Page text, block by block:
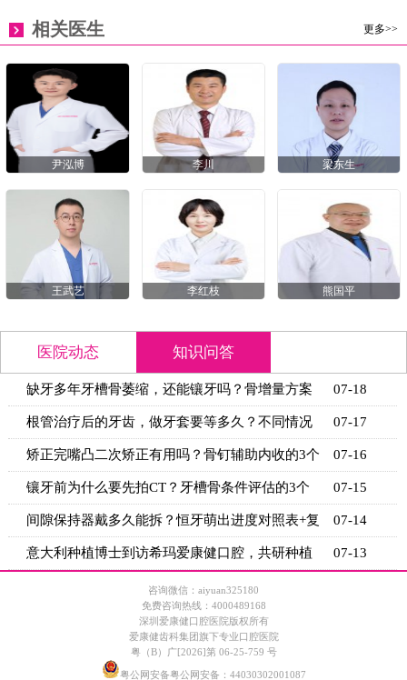
更多>>
相关医生
尹泓博 李川 梁东生
王武艺 李红枝 熊国平
医院动态 知识问答
缺牙多年牙槽骨萎缩，还能镶牙吗？骨增量方案
+适用条
07-18
根管治疗后的牙齿，做牙套要等多久？不同情况
的等待时
07-17
矫正完嘴凸二次矫正有用吗？骨钉辅助内收的3个
关键条
07-16
镶牙前为什么要先拍CT？牙槽骨条件评估的3个
关键指标
07-15
间隙保持器戴多久能拆？恒牙萌出进度对照表+复
诊时间
07-14
意大利种植博士到访希玛爱康健口腔，共研种植 07-13
咨询微信：aiyuan325180
免费咨询热线：4000489168
深圳爱康健口腔医院版权所有
爱康健齿科集团旗下专业口腔医院
粤（B）广[2026]第 06-25-759 号
粤公网安备粤公网安备：44030302001087